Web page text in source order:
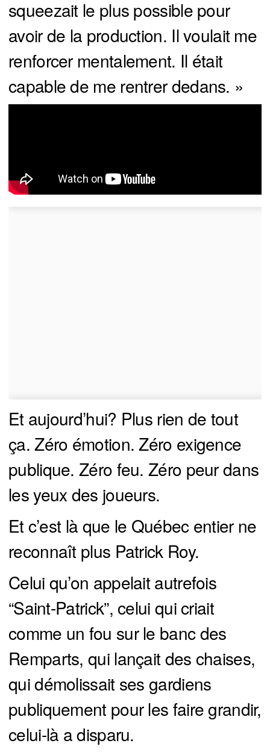
squeezait le plus possible pour
avoir de la production. Il voulait me
renforcer mentalement. Il était
capable de me rentrer dedans. »
Et aujourd’hui? Plus rien de tout
ça. Zéro émotion. Zéro exigence
publique. Zéro feu. Zéro peur dans
les yeux des joueurs.
Et c’est là que le Québec entier ne
reconnaît plus Patrick Roy.
Celui qu’on appelait autrefois
“Saint-Patrick”, celui qui criait
comme un fou sur le banc des
Remparts, qui lançait des chaises,
qui démolissait ses gardiens
publiquement pour les faire grandir,
celui-là a disparu.